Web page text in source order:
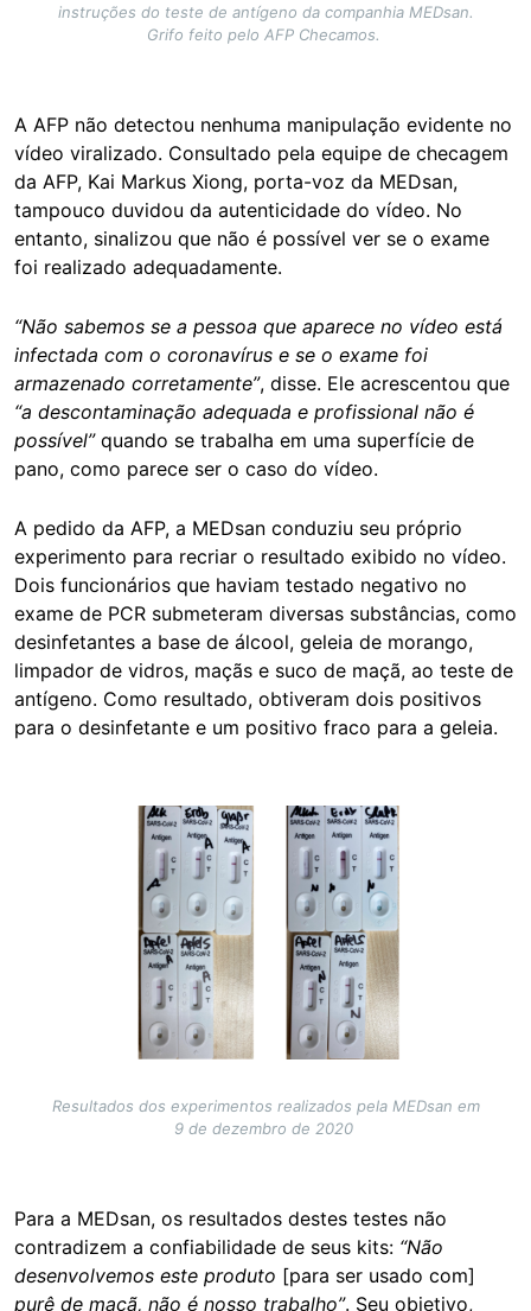
instruções do teste de antígeno da companhia MEDsan.
Grifo feito pelo AFP Checamos.
A AFP não detectou nenhuma manipulação evidente no
vídeo viralizado. Consultado pela equipe de checagem
da AFP, Kai Markus Xiong, porta-voz da MEDsan,
tampouco duvidou da autenticidade do vídeo. No
entanto, sinalizou que não é possível ver se o exame
foi realizado adequadamente.
“Não sabemos se a pessoa que aparece no vídeo está
infectada com o coronavírus e se o exame foi
armazenado corretamente”, disse. Ele acrescentou que
“a descontaminação adequada e profissional não é
possível”quando se trabalha em uma superfície de
pano, como parece ser o caso do vídeo.
A pedido da AFP, a MEDsan conduziu seu próprio
experimento para recriar o resultado exibido no vídeo.
Dois funcionários que haviam testado negativo no
exame de PCR submeteram diversas substâncias, como
desinfetantes a base de álcool, geleia de morango,
limpador de vidros, maçãs e suco de maçã, ao teste de
antígeno. Como resultado, obtiveram dois positivos
para o desinfetante e um positivo fraco para a geleia.
Resultados dos experimentos realizados pela MEDsan em
9 de dezembro de 2020
Para a MEDsan, os resultados destes testes não
contradizem a confiabilidade de seus kits: “Não
desenvolvemos este produto [para ser usado com]
purê de maçã, não é nosso trabalho”. Seu objetivo,